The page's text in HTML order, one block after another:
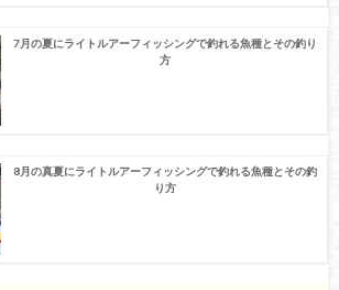
7月の夏にライトルアーフィッシングで釣れる魚種とその釣り
方
8月の真夏にライトルアーフィッシングで釣れる魚種とその釣
り方